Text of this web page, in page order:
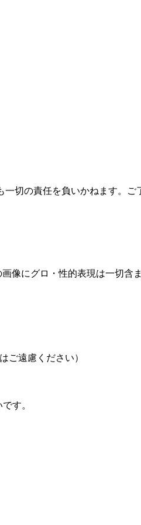
切の責任を負いかねます。ご
像にグロ・性的表現は一切含
ご遠慮ください）
す。